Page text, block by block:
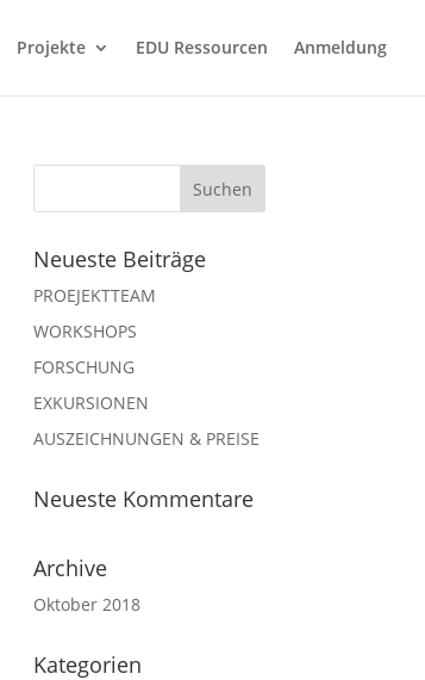
Projekte EDU Ressourcen Anmeldung
Neueste Beiträge
PROEJEKTTEAM
WORKSHOPS
FORSCHUNG
EXKURSIONEN
AUSZEICHNUNGEN & PREISE
Neueste Kommentare
Archive
Oktober 2018
Kategorien